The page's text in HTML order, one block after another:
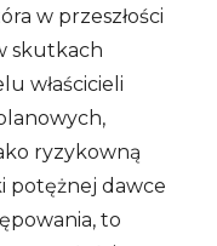
w przeszłości
skutkach
właścicieli
ryzykowną
potężnej dawce
to